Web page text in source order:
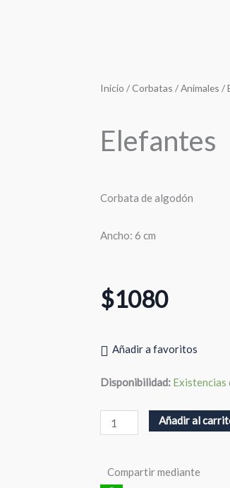
Inicio /Corbatas /Animales /
Elefantes
Corbata de algodón
Ancho: 6 cm
$1080
Añadir a favoritos
Disponibilidad: Existencias
Elefantes
Añadir al
Compartir mediante